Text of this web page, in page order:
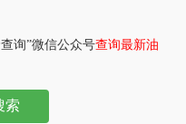
询”微信公众号查询最新油
索